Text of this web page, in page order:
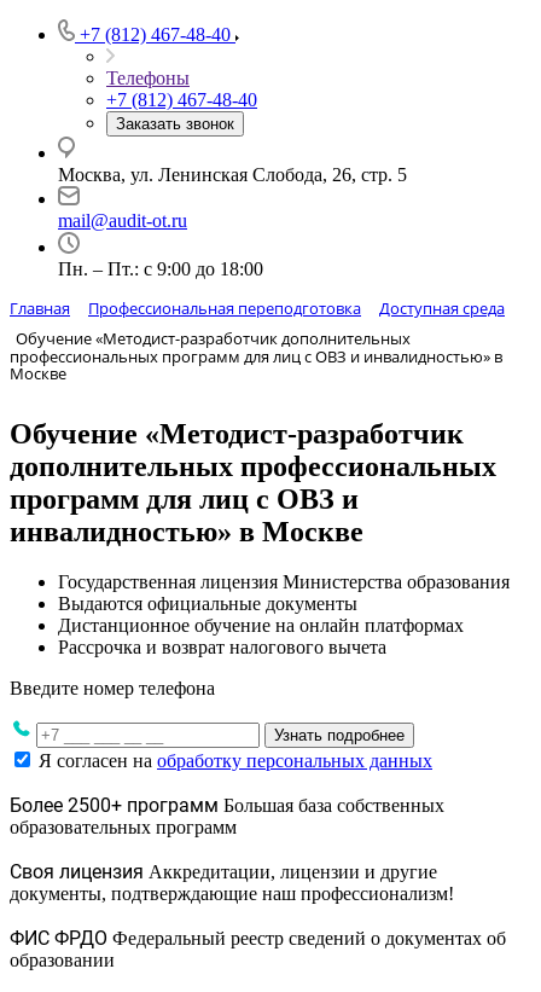
+7 (812) 467-48-40
Телефоны
+7 (812) 467-48-40
Заказать звонок
Москва, ул. Ленинская Слобода, 26, стр. 5
mail@audit-ot.ru
Пн. – Пт.: с 9:00 до 18:00
Главная Профессиональная переподготовка
Доступная среда
Обучение «Методист-разработчик дополнительных
профессиональных программ для лиц с ОВЗ и инвалидностью» в
Москве
Обучение «Методист-разработчик
дополнительных профессиональных
программ для лиц с ОВЗ и
инвалидностью» в Москве
Государственная лицензия Министерства образования
Выдаются официальные документы
Дистанционное обучение на онлайн платформах
Рассрочка и возврат налогового вычета
Введите номер телефона
Узнать подробнее
Я согласен на обработку персональных данных
Более 2500+ программ Большая база собственных
образовательных программ
Своя лицензия Аккредитации, лицензии и другие
документы, подтверждающие наш профессионализм!
ФИС ФРДО Федеральный реестр сведений о документах об
образовании